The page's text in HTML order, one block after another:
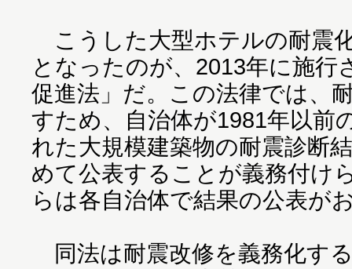
こうした大型ホテルの耐震
となったのが、2013年に施行
促進法」だ。この法律では、
すため、自治体が1981年以前
れた大規模建築物の耐震診断
めて公表することが義務付け
らは各自治体で結果の公表が
同法は耐震改修を義務化す